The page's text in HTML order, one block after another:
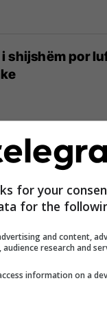
shijshëm por
for your
for the
and content,
research and
information on a